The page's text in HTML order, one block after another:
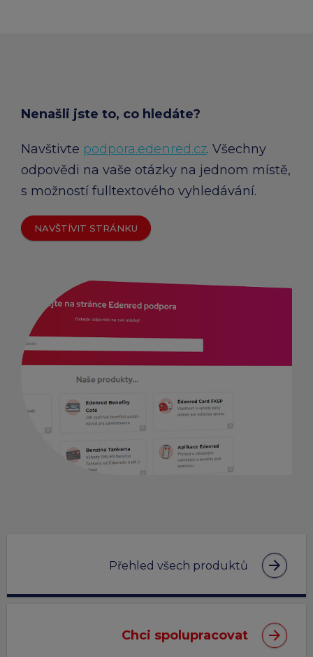
Nenašli jste to, co hledáte?
Navštivte podpora.edenred.cz. Všechny
odpovědi na vaše otázky na jednom místě,
s možností fulltextového vyhledávání.
NAVŠTÍVIT STRÁNKU
Přehled všech produktů arrow_forward
Chci spolupracovat arrow_forward